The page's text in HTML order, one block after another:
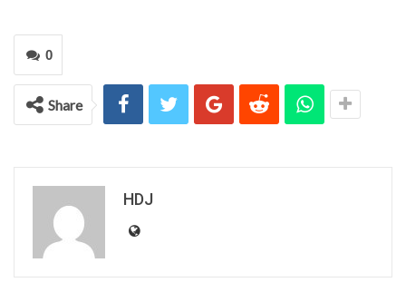
0
Share
HDJ